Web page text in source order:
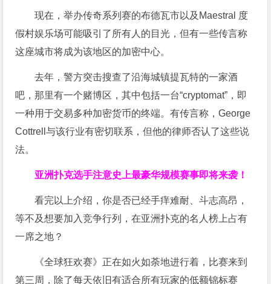
现在，举办传奇系列赛的布德瓦市以及Maestral 度
假村娱乐场可能吸引了所有人的目光，但有一些传言称
这座城市将成为该地区的加密中心。
去年，警方突击搜查了沿海城镇提瓦特的一家酒
吧，那里有一个赌博区，其中包括一台“cryptomat”，即
一种用于交易多种加密货币的终端。有传言称，George
Cottrell与该行业有密切联系，但他的律师否认了这些说
法。
亚洲扑克选手注意史上最豪华规模赛事即将来袭！
看完以上介绍，你是否已经手痒难耐、斗志高昂，
等不及想要加入竞争行列，在亚洲扑克的名人榜上占有
一席之地？
《全球狂欢赛》正在如火如荼地进行着，比赛来到
第三周，除了每天依旧有适合所有玩家的低额锦标赛